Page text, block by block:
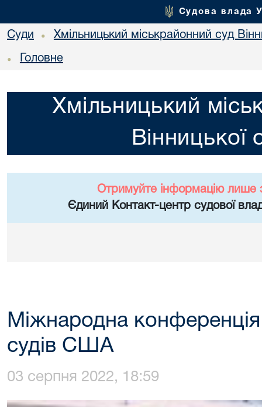
Судова влада
Суди • Хмільницький міськрайонний суд
• Головне
Хмільницький
Вінницької
Отримуйте інформацію лише
Єдиний Контакт-центр судової
Міжнародна конференція
судів США
03 серпня 2022, 18:59